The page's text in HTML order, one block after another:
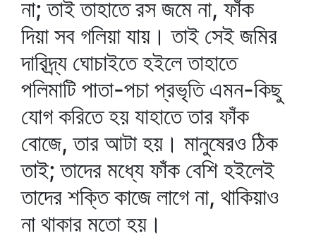
না; তাই তাহাতে রস জমে না, ফাঁক
দিয়া সব গলিয়া যায়। তাই সেই জমির
দারিদ্র্য ঘোচাইতে হইলে তাহাতে
পলিমাটি পাতা-পচা প্রভৃতি এমন-কিছু
যোগ করিতে হয় যাহাতে তার ফাঁক
বোজে, তার আটা হয়। মানুষেরও ঠিক
তাই; তাদের মধ্যে ফাঁক বেশি হইলেই
তাদের শক্তি কাজে লাগে না, থাকিয়াও
না থাকার মতো হয়।